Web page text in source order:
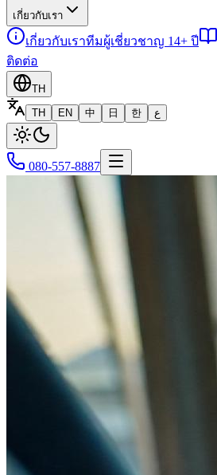
เกี่ยวกับเรา
เกี่ยวกับเราทีมผู้เชี่ยวชาญ 14+ ปี
ติดต่อ
TH
TH
EN 中 日 한 ع
080-557-8887